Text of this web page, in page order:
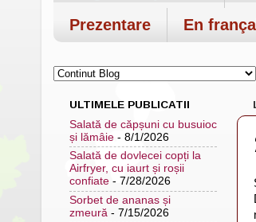
Prezentare
En
ULTIMELE PUBLICATII
Salată de căpșuni cu busuioc
și lămâie - 8/1/2026
Salată de dovlecei copți la
Airfryer, cu iaurt și roșii
confiate - 7/28/2026
Sorbet de ananas și
zmeură - 7/15/2026